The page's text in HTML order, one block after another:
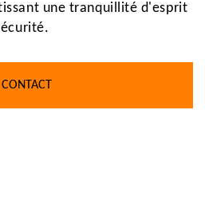
une tranquillité d'esprit
CONTACT